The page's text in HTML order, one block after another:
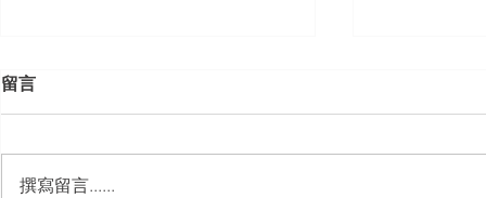
留言
撰寫留言......